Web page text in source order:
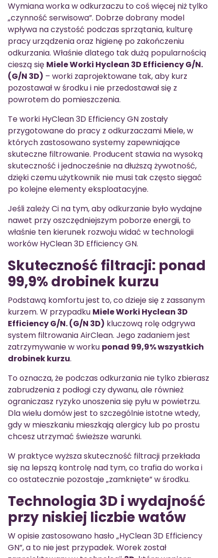
Wymiana worka w odkurzaczu to coś więcej niż tylko
„czynność serwisowa”. Dobrze dobrany model
wpływa na czystość podczas sprzątania, kulturę
pracy urządzenia oraz higienę po zakończeniu
odkurzania. Właśnie dlatego tak dużą popularnością
cieszą się Miele Worki Hyclean 3D Efficiency G/N.
(G/N 3D) – worki zaprojektowane tak, aby kurz
pozostawał w środku i nie przedostawał się z
powrotem do pomieszczenia.
Te worki HyClean 3D Efficiency GN zostały
przygotowane do pracy z odkurzaczami Miele, w
których zastosowano systemy zapewniające
skuteczne filtrowanie. Producent stawia na wysoką
skuteczność i jednocześnie na dłuższą żywotność,
dzięki czemu użytkownik nie musi tak często sięgać
po kolejne elementy eksploatacyjne.
Jeśli zależy Ci na tym, aby odkurzanie było wydajne
nawet przy oszczędniejszym poborze energii, to
właśnie ten kierunek rozwoju widać w technologii
worków HyClean 3D Efficiency GN.
Skuteczność filtracji: ponad
99,9% drobinek kurzu
Podstawą komfortu jest to, co dzieje się z zassanym
kurzem. W przypadku Miele Worki Hyclean 3D
Efficiency G/N. (G/N 3D) kluczową rolę odgrywa
system filtrowania AirClean. Jego zadaniem jest
zatrzymywanie w worku ponad 99,9% wszystkich
drobinek kurzu.
To oznacza, że podczas odkurzania nie tylko zbierasz
zabrudzenia z podłogi czy dywanu, ale również
ograniczasz ryzyko unoszenia się pyłu w powietrzu.
Dla wielu domów jest to szczególnie istotne wtedy,
gdy w mieszkaniu mieszkają alergicy lub po prostu
chcesz utrzymać świeższe warunki.
W praktyce wyższa skuteczność filtracji przekłada
się na lepszą kontrolę nad tym, co trafia do worka i
co ostatecznie pozostaje „zamknięte” w środku.
Technologia 3D i wydajność
przy niskiej liczbie watów
W opisie zastosowano hasło „HyClean 3D Efficiency
GN”, a to nie jest przypadek. Worek został